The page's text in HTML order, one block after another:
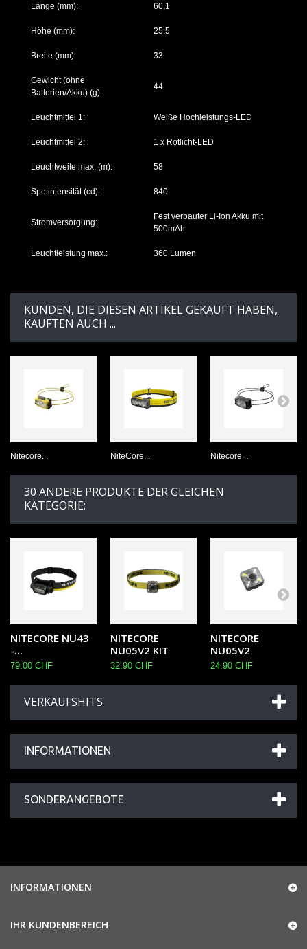
Länge (mm): 60,1
Höhe (mm): 25,5
Breite (mm): 33
Gewicht (ohne
Batterien/Akku) (g):
44
Leuchtmittel 1: Weiße Hochleistungs-LED
Leuchtmittel 2: 1 x Rotlicht-LED
Leuchtweite max. (m): 58
Spotintensität (cd): 840
Stromversorgung:
Fest verbauter Li-Ion Akku mit
500mAh
Leuchtleistung max.: 360 Lumen
KUNDEN, DIE DIESEN ARTIKEL GEKAUFT HABEN,
KAUFTEN AUCH ...
Nitecore... NiteCore... Nitecore...
30 ANDERE PRODUKTE DER GLEICHEN
KATEGORIE:
NITECORE NU43
-...
79.00 CHF
NITECORE
NU05V2 KIT
32.90 CHF
NITECORE
NU05V2
24.90 CHF
VERKAUFSHITS
INFORMATIONEN
SONDERANGEBOTE
INFORMATIONEN
IHR KUNDENBEREICH